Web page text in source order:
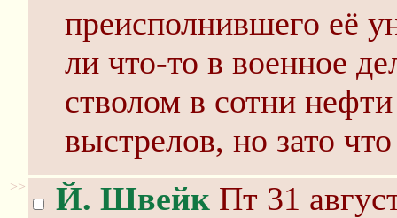
преисполнившего её
ли что-то в военное
стволом в сотни
выстрелов, но зато
>> Й. Швейк Пт 31